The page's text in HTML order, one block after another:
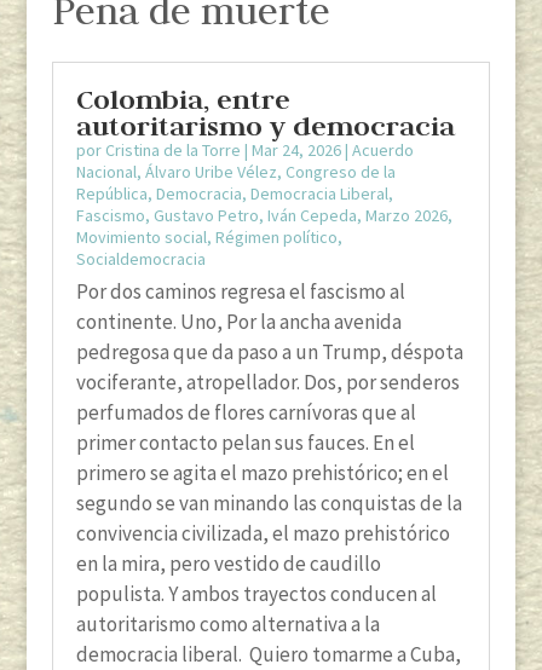
Pena de muerte
Colombia, entre
autoritarismo y democracia
por Cristina de la Torre | Mar 24, 2026| Acuerdo
Nacional, Álvaro Uribe Vélez, Congreso de la
República, Democracia, Democracia Liberal,
Fascismo, Gustavo Petro, Iván Cepeda, Marzo 2026,
Movimiento social, Régimen político,
Socialdemocracia
Por dos caminos regresa el fascismo al
continente. Uno, Por la ancha avenida
pedregosa que da paso a un Trump, déspota
vociferante, atropellador. Dos, por senderos
perfumados de flores carnívoras que al
primer contacto pelan sus fauces. En el
primero se agita el mazo prehistórico; en el
segundo se van minando las conquistas de la
convivencia civilizada, el mazo prehistórico
en la mira, pero vestido de caudillo
populista. Y ambos trayectos conducen al
autoritarismo como alternativa a la
democracia liberal. Quiero tomarme a Cuba,